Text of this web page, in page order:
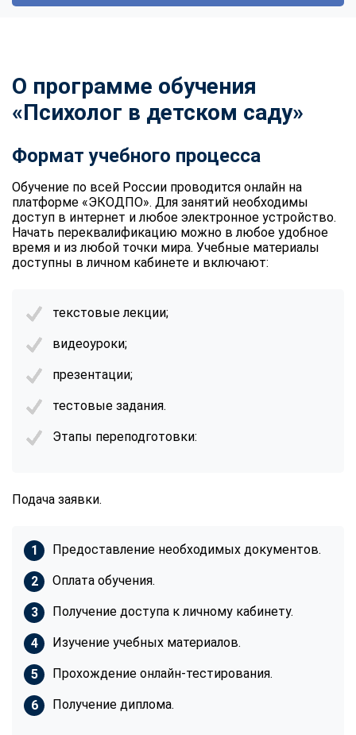
О программе обучения
«Психолог в детском саду»
Формат учебного процесса
Обучение по всей России проводится онлайн на
платформе «ЭКОДПО». Для занятий необходимы
доступ в интернет и любое электронное устройство.
Начать переквалификацию можно в любое удобное
время и из любой точки мира. Учебные материалы
доступны в личном кабинете и включают:
текстовые лекции;
видеоуроки;
презентации;
тестовые задания.
Этапы переподготовки:
Подача заявки.
Предоставление необходимых документов.
Оплата обучения.
Получение доступа к личному кабинету.
Изучение учебных материалов.
Прохождение онлайн-тестирования.
Получение диплома.